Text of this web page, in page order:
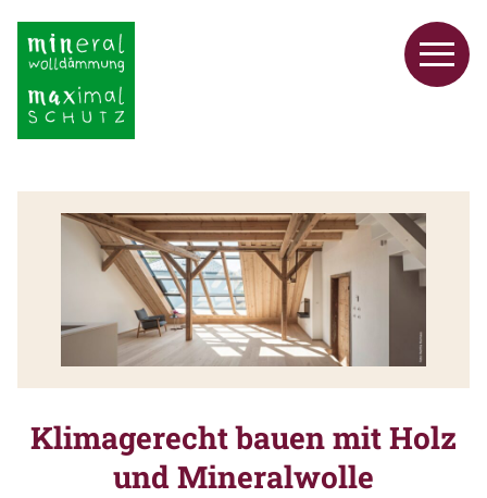
Klimagerecht bauen mit Holz
und Mineralwolle